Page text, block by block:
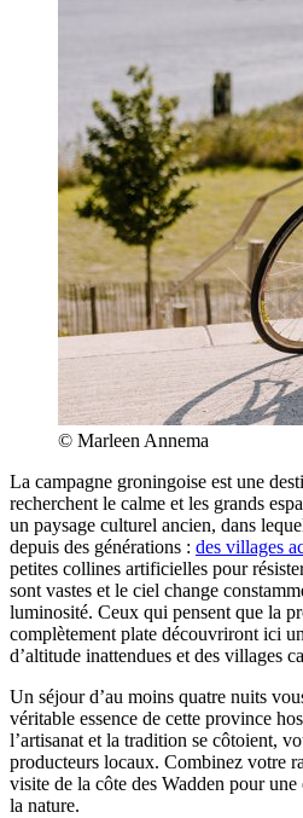
© Marleen Annema
La campagne groningoise est une
recherchent le calme et les grands
un paysage culturel ancien, dans
depuis des générations : des villages
petites collines artificielles pour
sont vastes et le ciel change
luminosité. Ceux qui pensent que la
complètement plate découvriront ici
d’altitude inattendues et des villages
Un séjour d’au moins quatre nuits
véritable essence de cette province
l’artisanat et la tradition se côtoient,
producteurs locaux. Combinez votre
visite de la côte des Wadden pour
la nature.